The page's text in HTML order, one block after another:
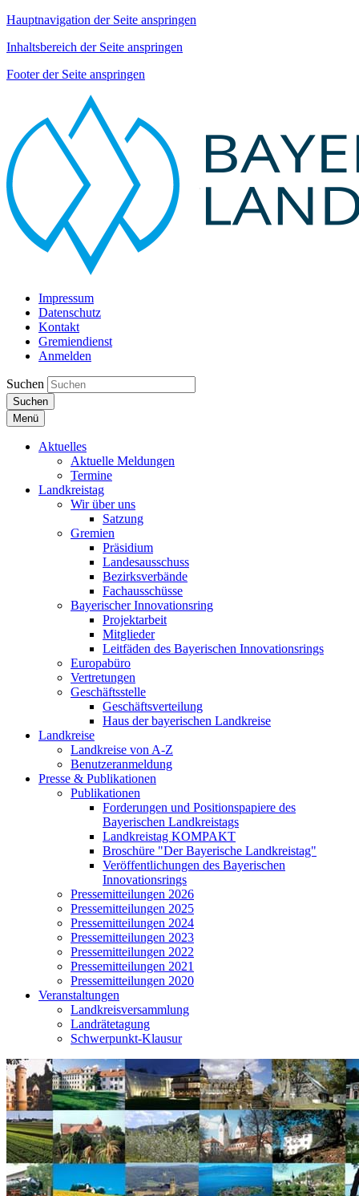
Hauptnavigation der Seite anspringen
Inhaltsbereich der Seite anspringen
Footer der Seite anspringen
Impressum
Datenschutz
Kontakt
Gremiendienst
Anmelden
Suchen
Suchen
Menü
Aktuelles
Aktuelle Meldungen
Termine
Landkreistag
Wir über uns
Satzung
Gremien
Präsidium
Landesausschuss
Bezirksverbände
Fachausschüsse
Bayerischer Innovationsring
Projektarbeit
Mitglieder
Leitfäden des Bayerischen Innovationsrings
Europabüro
Vertretungen
Geschäftsstelle
Geschäftsverteilung
Haus der bayerischen Landkreise
Landkreise
Landkreise von A-Z
Benutzeranmeldung
Presse & Publikationen
Publikationen
Forderungen und Positionspapiere des
Bayerischen Landkreistags
Landkreistag KOMPAKT
Broschüre "Der Bayerische Landkreistag"
Veröffentlichungen des Bayerischen
Innovationsrings
Pressemitteilungen 2026
Pressemitteilungen 2025
Pressemitteilungen 2024
Pressemitteilungen 2023
Pressemitteilungen 2022
Pressemitteilungen 2021
Pressemitteilungen 2020
Veranstaltungen
Landkreisversammlung
Landrätetagung
Schwerpunkt-Klausur